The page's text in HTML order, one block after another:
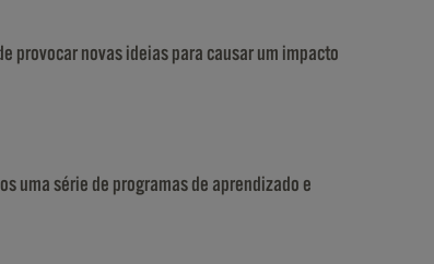
provocar novas ideias para causar um impacto
uma série de programas de aprendizado e